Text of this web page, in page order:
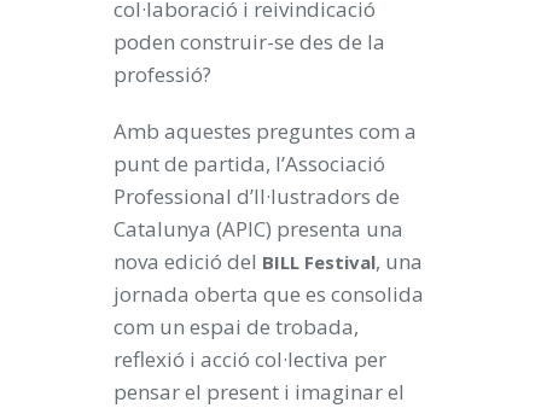
col·laboració i reivindicació
poden construir-se des de la
professió?
Amb aquestes preguntes com a
punt de partida, l’Associació
Professional d’Il·lustradors de
Catalunya (APIC) presenta una
nova edició del BILL Festival, una
jornada oberta que es consolida
com un espai de trobada,
reflexió i acció col·lectiva per
pensar el present i imaginar el